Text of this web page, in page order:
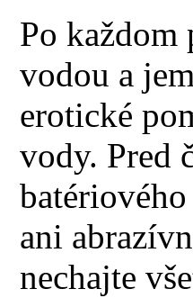
Po
vodou a
erotické
vody. Pred
ani
nechajte